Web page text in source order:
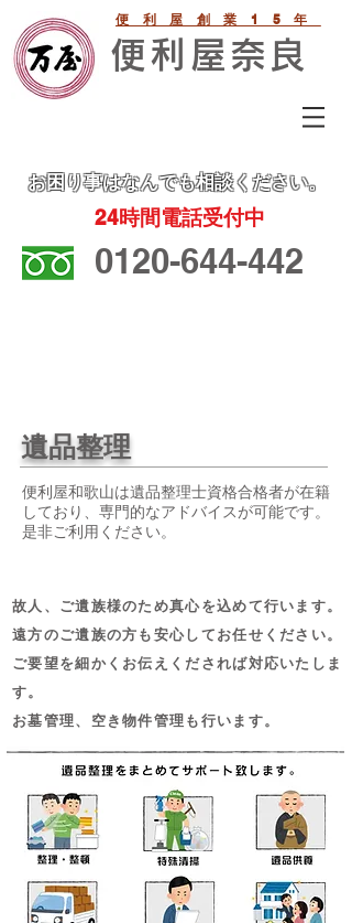
便利屋創業15年
便利屋奈良
お困り事はなんでも相談ください。
24時間電話受付中
0120-644-442
遺品整理
故人、ご遺族様のため真心を込めて行います。
遠方のご遺族の方も安心してお任せください。
ご要望を細かくお伝えくだされば対応いたしま
す。
お墓管理、空き物件管理も行います。
​​便利屋和歌山は遺品整理士資格合格者が在籍
しており、専門的なアドバイスが可能です。
是非ご利用ください。